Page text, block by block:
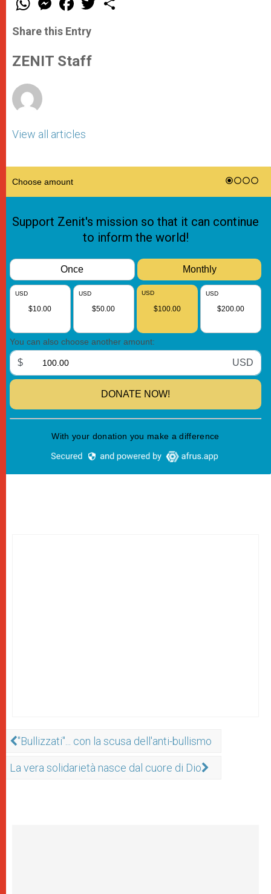
t
s
p
p
e
s
e
g
e
a
e
b
o
k
w
Share this Entry
ZENIT Staff
View all articles
"Bullizzati"... con la scusa dell'anti-bullismo
La vera solidarietà nasce dal cuore di Dio